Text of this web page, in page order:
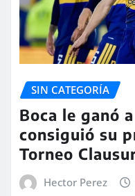
SIN CATEGORÍA
Boca le ganó
consiguió su
Torneo
Hector Perez